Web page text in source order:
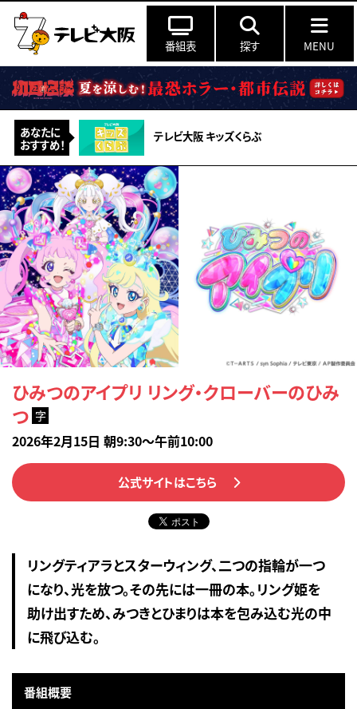
番組表 探す MENU
あなたに
おすすめ！
テレビ大阪 キッズくらぶ
ひみつのアイプリ リング・クローバーのひみ
つ 字
2026年2月15日 朝9:30～午前10:00
公式サイトはこちら
リングティアラとスターウィング、二つの指輪が一つ
になり、光を放つ。その先には一冊の本。リング姫を
助け出すため、みつきとひまりは本を包み込む光の中
に飛び込む。
番組概要